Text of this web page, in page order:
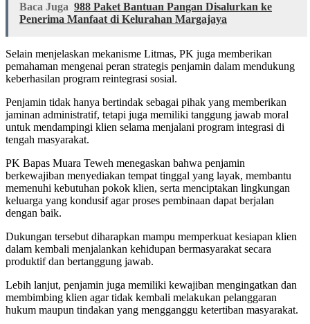
Baca Juga 988 Paket Bantuan Pangan Disalurkan ke
Penerima Manfaat di Kelurahan Margajaya
Selain menjelaskan mekanisme Litmas, PK juga memberikan
pemahaman mengenai peran strategis penjamin dalam mendukung
keberhasilan program reintegrasi sosial.
Penjamin tidak hanya bertindak sebagai pihak yang memberikan
jaminan administratif, tetapi juga memiliki tanggung jawab moral
untuk mendampingi klien selama menjalani program integrasi di
tengah masyarakat.
PK Bapas Muara Teweh menegaskan bahwa penjamin
berkewajiban menyediakan tempat tinggal yang layak, membantu
memenuhi kebutuhan pokok klien, serta menciptakan lingkungan
keluarga yang kondusif agar proses pembinaan dapat berjalan
dengan baik.
Dukungan tersebut diharapkan mampu memperkuat kesiapan klien
dalam kembali menjalankan kehidupan bermasyarakat secara
produktif dan bertanggung jawab.
Lebih lanjut, penjamin juga memiliki kewajiban mengingatkan dan
membimbing klien agar tidak kembali melakukan pelanggaran
hukum maupun tindakan yang mengganggu ketertiban masyarakat.